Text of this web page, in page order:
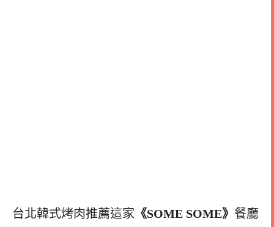
台北韓式烤肉推薦這家 《SOME SOME》 餐廳